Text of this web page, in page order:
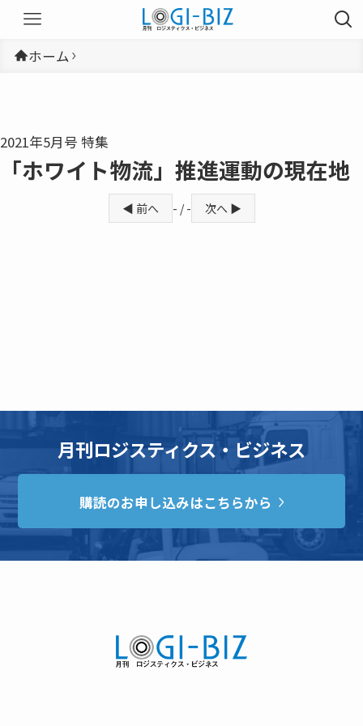
ホーム
2021年5月号 特集
「ホワイト物流」推進運動の現在地
◀ 前へ - / - 次へ ▶
月刊ロジスティクス・ビジネス
購読のお申し込みはこちらから